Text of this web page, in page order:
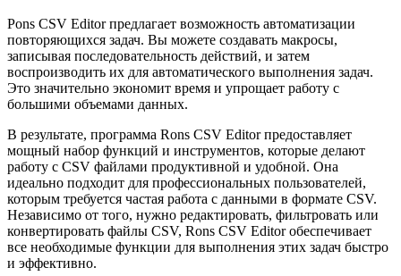
Рons CSV Editor предлагает возможность автоматизации
повторяющихся задач. Вы можете создавать макросы,
записывая последовательность действий, и затем
воспроизводить их для автоматического выполнения задач.
Это значительно экономит время и упрощает работу с
большими объемами данных.
В результате, программа Rons CSV Editor предоставляет
мощный набор функций и инструментов, которые делают
работу с CSV файлами продуктивной и удобной. Она
идеально подходит для профессиональных пользователей,
которым требуется частая работа с данными в формате CSV.
Независимо от того, нужно редактировать, фильтровать или
конвертировать файлы CSV, Rons CSV Editor обеспечивает
все необходимые функции для выполнения этих задач быстро
и эффективно.